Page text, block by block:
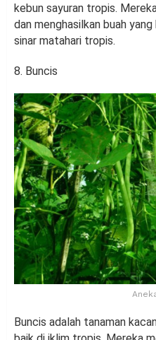
kebun sayuran tropis.
dan menghasilkan buah
sinar matahari tropis.
8. Buncis
Buncis adalah tanaman